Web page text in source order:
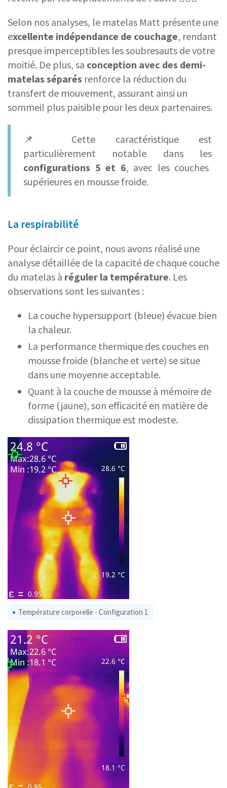
Selon nos analyses, le matelas Matt présente une
excellente indépendance de couchage, rendant
presque imperceptibles les soubresauts de votre
moitié. De plus, sa conception avec des demi-
matelas séparés renforce la réduction du
transfert de mouvement, assurant ainsi un
sommeil plus paisible pour les deux partenaires.
📌 Cette caractéristique est
particulièrement notable dans les
configurations 5 et 6, avec les couches
supérieures en mousse froide.
La respirabilité
Pour éclaircir ce point, nous avons réalisé une
analyse détaillée de la capacité de chaque couche
du matelas à réguler la température. Les
observations sont les suivantes :
La couche hypersupport (bleue) évacue bien
la chaleur.
La performance thermique des couches en
mousse froide (blanche et verte) se situe
dans une moyenne acceptable.
Quant à la couche de mousse à mémoire de
forme (jaune), son efficacité en matière de
dissipation thermique est modeste.
Température corporelle - Configuration 1